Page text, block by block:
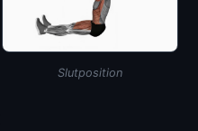
Slutposition